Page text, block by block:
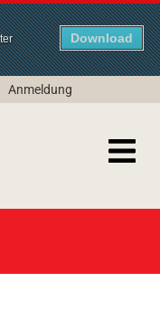
Download
Anmeldung